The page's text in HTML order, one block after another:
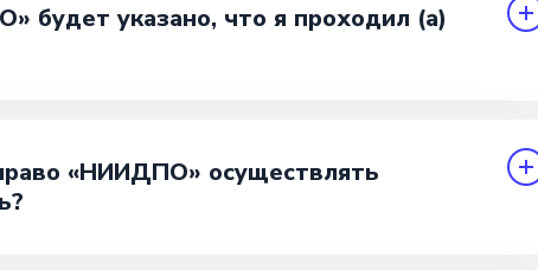
будет указано, что я проходил (а)
«НИИДПО» осуществлять